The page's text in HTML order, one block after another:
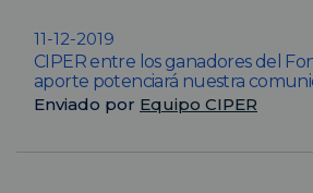
11-12-2019
CIPER entre los ganadores del
aporte potenciará nuestra
Enviado por Equipo CIPER